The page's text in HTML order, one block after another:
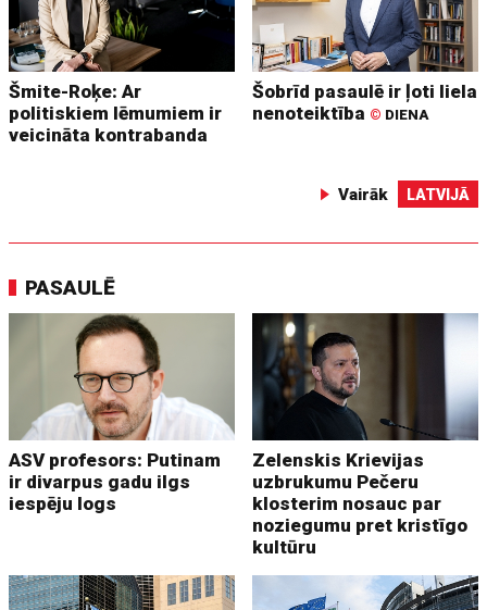
Šmite-Roķe: Ar
politiskiem lēmumiem ir
veicināta kontrabanda
Šobrīd pasaulē ir ļoti liela
nenoteiktība © DIENA
Vairāk LATVIJĀ
PASAULĒ
ASV profesors: Putinam
ir divarpus gadu ilgs
iespēju logs
Zelenskis Krievijas
uzbrukumu Pečeru
klosterim nosauc par
noziegumu pret kristīgo
kultūru